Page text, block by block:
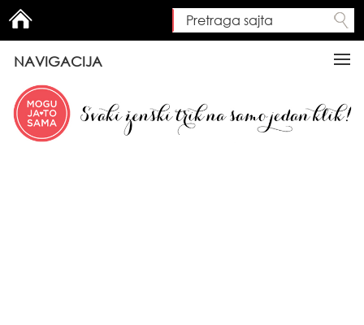
Search form
Pretraga sajta
NAVIGACIJA